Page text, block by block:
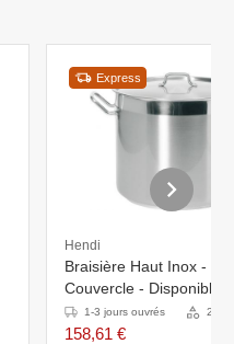
Express
Hendi
Braisière Haut Inox -
Couvercle - Disponible
Tailles1-3 jours ouvrés 2
158,61 €